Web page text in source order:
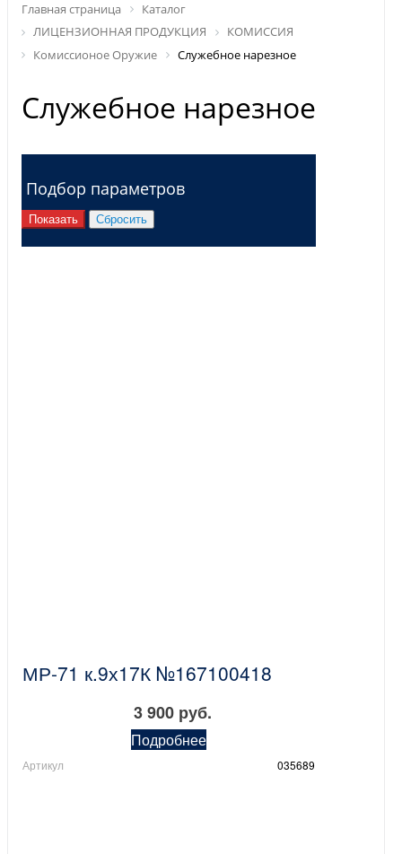
Главная страница
Каталог
ЛИЦЕНЗИОННАЯ ПРОДУКЦИЯ
КОМИССИЯ
Комиссионое Оружие
Служебное нарезное
Служебное нарезное
Подбор параметров
МР-71 к.9х17К №167100418
3 900 руб.
Подробнее
Артикул 035689